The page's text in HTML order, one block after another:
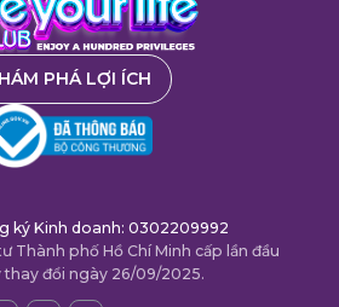
PHÁ LỢI ÍCH
ký Kinh doanh: 0302209992
Thành phố Hồ Chí Minh cấp lần đầu
thay đổi ngày 26/09/2025.